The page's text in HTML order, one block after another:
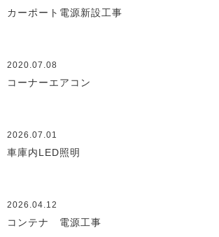
カーポート電源新設工事
2020.07.08
コーナーエアコン
2026.07.01
車庫内LED照明
2026.04.12
コンテナ 電源工事